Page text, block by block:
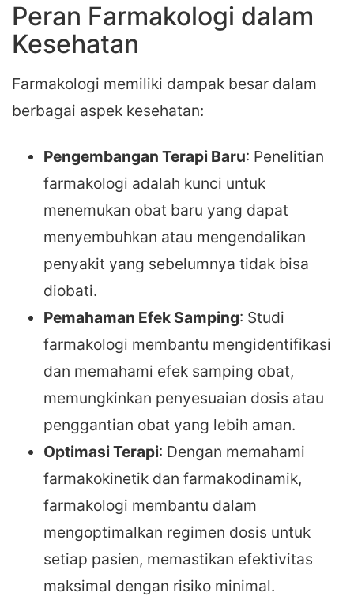
Peran Farmakologi dalam
Kesehatan
Farmakologi memiliki dampak besar dalam
berbagai aspek kesehatan:
Pengembangan Terapi Baru: Penelitian
farmakologi adalah kunci untuk
menemukan obat baru yang dapat
menyembuhkan atau mengendalikan
penyakit yang sebelumnya tidak bisa
diobati.
Pemahaman Efek Samping: Studi
farmakologi membantu mengidentifikasi
dan memahami efek samping obat,
memungkinkan penyesuaian dosis atau
penggantian obat yang lebih aman.
Optimasi Terapi: Dengan memahami
farmakokinetik dan farmakodinamik,
farmakologi membantu dalam
mengoptimalkan regimen dosis untuk
setiap pasien, memastikan efektivitas
maksimal dengan risiko minimal.